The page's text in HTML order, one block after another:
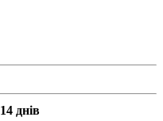
14 днів